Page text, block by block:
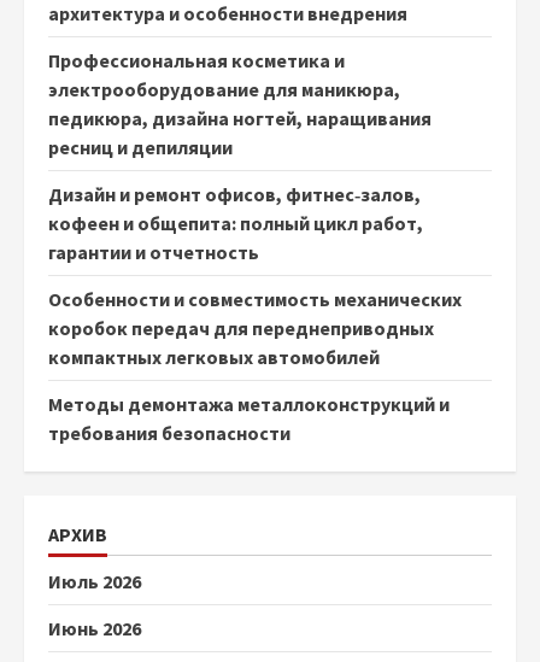
архитектура и особенности внедрения
Профессиональная косметика и
электрооборудование для маникюра,
педикюра, дизайна ногтей, наращивания
ресниц и депиляции
Дизайн и ремонт офисов, фитнес‑залов,
кофеен и общепита: полный цикл работ,
гарантии и отчетность
Особенности и совместимость механических
коробок передач для переднеприводных
компактных легковых автомобилей
Методы демонтажа металлоконструкций и
требования безопасности
АРХИВ
Июль 2026
Июнь 2026